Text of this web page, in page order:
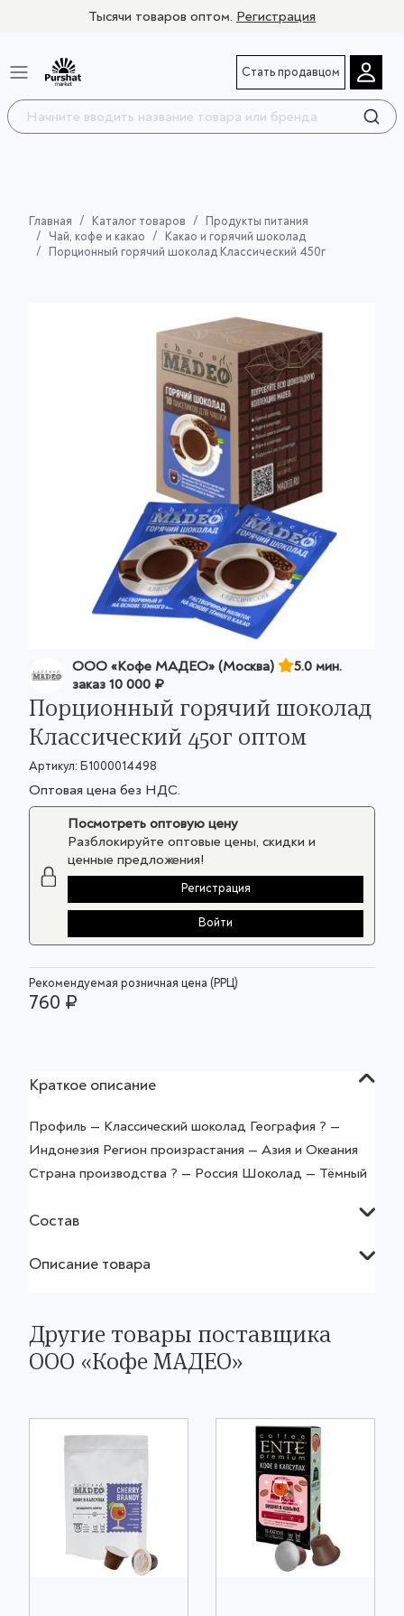
Тысячи товаров оптом. Регистрация
Стать продавцом
Главная Каталог товаров
Продукты питания
Чай, кофе и какао
Какао и горячий шоколад
Порционный горячий шоколад Классический 450г
OOO «Кофе МАДЕО» (Москва)
5.0 мин.
заказ10 000 ₽
Порционный горячий шоколад
Классический 450г оптом
Артикул: Б1000014498
Оптовая цена без НДС.
Посмотреть оптовую цену
Разблокируйте оптовые цены, скидки и
ценные предложения!
Регистрация
Войти
Рекомендуемая розничная цена (РРЦ)
760 ₽
Краткое описание
Профиль — Классический шоколад География ? —
Индонезия Регион произрастания — Азия и Океания
Страна производства ? — Россия Шоколад — Тёмный
Состав
Описание товара
Другие товары поставщика
OOO «Кофе МАДЕО»